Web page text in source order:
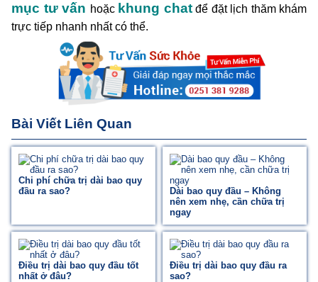
mục tư vấn hoặc khung chatđể đặt lịch thăm khám
trực tiếp nhanh nhất có thể.
Bài Viết Liên Quan
Chi phí chữa trị dài bao quy
đầu ra sao?
Dài bao quy đầu – Không
nên xem nhẹ, cần chữa trị
ngay
Điều trị dài bao quy đầu tốt
nhất ở đâu?
Điều trị dài bao quy đầu ra
sao?